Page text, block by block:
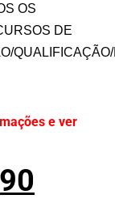
OS
DE
e ver